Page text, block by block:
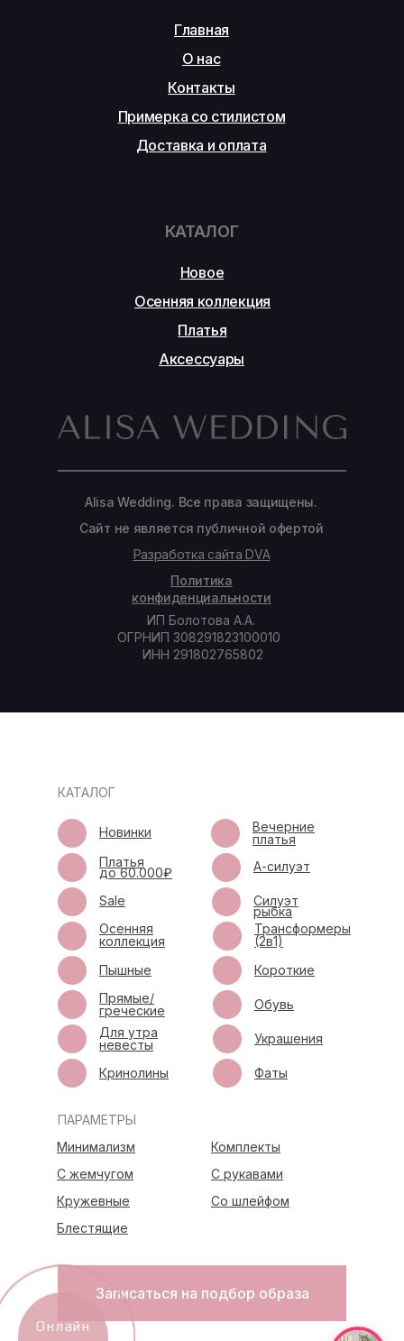
Alisa Wedding. Все права защищены.
Сайт не является публичной офертой
Политика
конфиденциальности
Разработка сайта DVA
Новое
Осенняя коллекция
Платья
Аксессуары
КАТАЛОГ
ИП Болотова А.А.
ОГРНИП 308291823100010
ИНН 291802765802
Главная
О нас
Контакты
Примерка со стилистом
Доставка и оплата
КАТАЛОГ
Записаться на подбор образа
Минимализм
С жемчугом
Кружевные
Блестящие
Со шлейфом
Комплекты
С рукавами
ПАРАМЕТРЫ
Осенняя
коллекция
Вечерние
платья
Силуэт
рыбка
Новинки
Платья
до 60.000₽ А-силуэт
Пышные
Прямые/
греческие
Трансформеры
(2в1)
Короткие
Обувь
Для утра
невесты
Кринолины
Украшения
Фаты
Sale
Онлайн